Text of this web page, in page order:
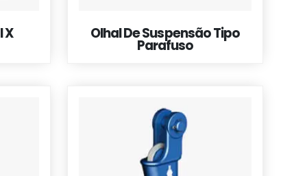
X Olhal De Suspensão Tipo
Parafuso